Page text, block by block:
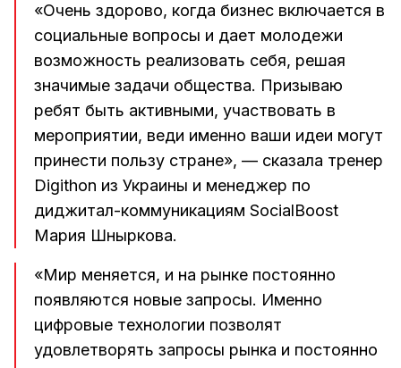
«Очень здорово, когда бизнес включается в
социальные вопросы и дает молодежи
возможность реализовать себя, решая
значимые задачи общества. Призываю
ребят быть активными, участвовать в
мероприятии, веди именно ваши идеи могут
принести пользу стране», — сказала тренер
Digithon из Украины и менеджер по
диджитал-коммуникациям SocialBoost
Мария Шныркова.
«Мир меняется, и на рынке постоянно
появляются новые запросы. Именно
цифровые технологии позволят
удовлетворять запросы рынка и постоянно